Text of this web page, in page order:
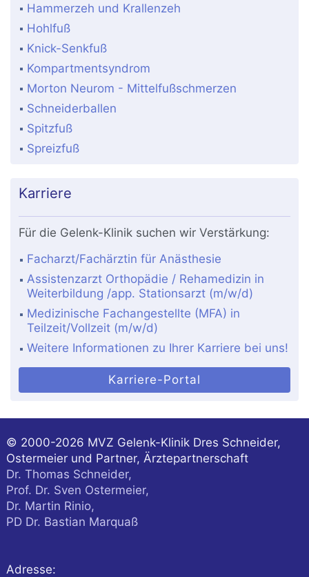
Hammerzeh und Krallenzeh
Hohlfuß
Knick-Senkfuß
Kompartmentsyndrom
Morton Neurom - Mittelfußschmerzen
Schneiderballen
Spitzfuß
Spreizfuß
Karriere
Für die Gelenk-Klinik suchen wir Verstärkung:
Facharzt/Fachärztin für Anästhesie
Assistenzarzt Orthopädie / Rehamedizin in
Weiterbildung /app. Stationsarzt (m/w/d)
Medizinische Fachangestellte (MFA) in
Teilzeit/Vollzeit (m/w/d)
Weitere Informationen zu Ihrer Karriere bei uns!
Karriere-Portal
© 2000-2026 MVZ Gelenk-Klinik Dres Schneider,
Ostermeier und Partner, Ärztepartnerschaft
Dr. Thomas Schneider,
Prof. Dr. Sven Ostermeier,
Dr. Martin Rinio,
PD Dr. Bastian Marquaß
Adresse: